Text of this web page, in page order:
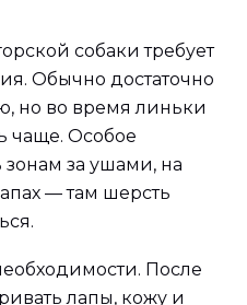
собаки требует
Обычно достаточно
но во время линьки
чаще. Особое
зонам за ушами, на
— там шерсть
После
лапы, кожу и